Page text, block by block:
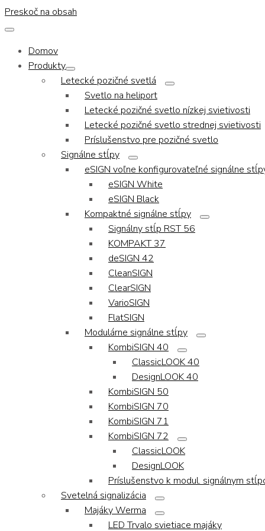
Preskoč na obsah
Domov
Produkty
Letecké pozičné svetlá
Svetlo na heliport
Letecké pozičné svetlo nízkej svietivosti
Letecké pozičné svetlo strednej svietivosti
Príslušenstvo pre pozičné svetlo
Signálne stĺpy
eSIGN voľne konfigurovateľné signálne
eSIGN White
eSIGN Black
Kompaktné signálne stĺpy
Signálny stĺp RST 56
KOMPAKT 37
deSIGN 42
CleanSIGN
ClearSIGN
VarioSIGN
FlatSIGN
Modulárne signálne stĺpy
KombiSIGN 40
ClassicLOOK 40
DesignLOOK 40
KombiSIGN 50
KombiSIGN 70
KombiSIGN 71
KombiSIGN 72
ClassicLOOK
DesignLOOK
Príslušenstvo k modul. signálnym
Svetelná signalizácia
Majáky Werma
LED Trvalo svietiace majáky